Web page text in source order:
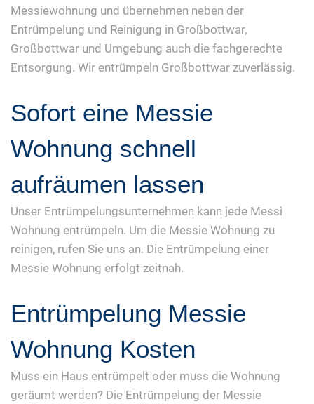
Messiewohnung und übernehmen neben der
Entrümpelung und Reinigung in Großbottwar,
Großbottwar und Umgebung auch die fachgerechte
Entsorgung. Wir entrümpeln Großbottwar zuverlässig.
Sofort eine Messie
Wohnung schnell
aufräumen lassen
Unser Entrümpelungsunternehmen kann jede Messi
Wohnung entrümpeln. Um die Messie Wohnung zu
reinigen, rufen Sie uns an. Die Entrümpelung einer
Messie Wohnung erfolgt zeitnah.
Entrümpelung Messie
Wohnung Kosten
Muss ein Haus entrümpelt oder muss die Wohnung
geräumt werden? Die Entrümpelung der Messie